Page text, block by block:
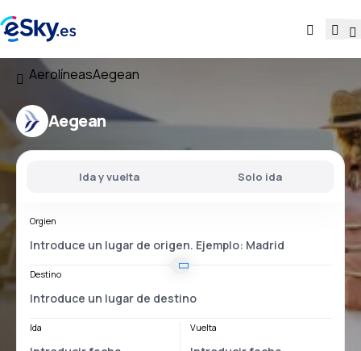
AerolíneasAegean
Aegean
Ida y vuelta Solo ida
Orgien
Destino
Ida Vuelta